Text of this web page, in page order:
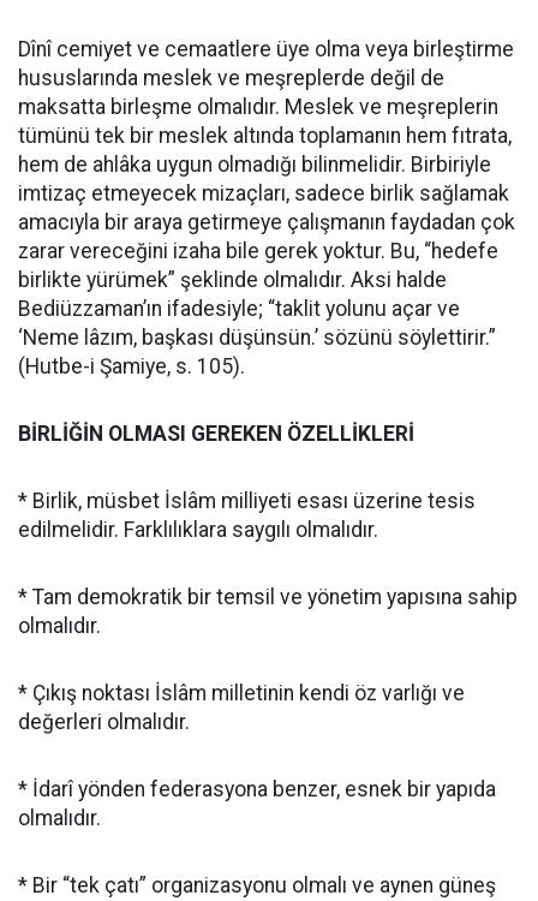
Dînî cemiyet ve cemaatlere üye olma veya birleştirme
hususlarında meslek ve meşreplerde değil de
maksatta birleşme olmalıdır. Meslek ve meşreplerin
tümünü tek bir meslek altında toplamanın hem fıtrata,
hem de ahlâka uygun olmadığı bilinmelidir. Birbiriyle
imtizaç etmeyecek mizaçları, sadece birlik sağlamak
amacıyla bir araya getirmeye çalışmanın faydadan çok
zarar vereceğini izaha bile gerek yoktur. Bu, “hedefe
birlikte yürümek” şeklinde olmalıdır. Aksi halde
Bediüzzaman’ın ifadesiyle; “taklit yolunu açar ve
‘Neme lâzım, başkası düşünsün.’ sözünü söylettirir.”
(Hutbe-i Şamiye, s. 105).
BİRLİĞİN OLMASI GEREKEN ÖZELLİKLERİ
* Birlik, müsbet İslâm milliyeti esası üzerine tesis
edilmelidir. Farklılıklara saygılı olmalıdır.
* Tam demokratik bir temsil ve yönetim yapısına sahip
olmalıdır.
* Çıkış noktası İslâm milletinin kendi öz varlığı ve
değerleri olmalıdır.
* İdarî yönden federasyona benzer, esnek bir yapıda
olmalıdır.
* Bir “tek çatı” organizasyonu olmalı ve aynen güneş